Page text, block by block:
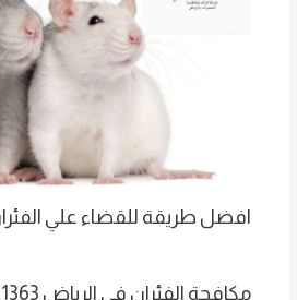
افضل طريقة للقضاء علي